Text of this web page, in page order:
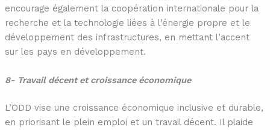
encourage également la coopération internationale pour la
recherche et la technologie liées à l’énergie propre et le
développement des infrastructures, en mettant l’accent
sur les pays en développement.
8- Travail décent et croissance économique
L’ODD vise une croissance économique inclusive et durable,
en priorisant le plein emploi et un travail décent. Il plaide